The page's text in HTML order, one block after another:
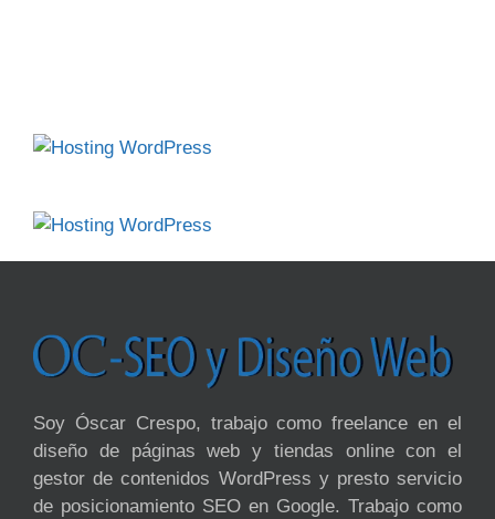
Soy Óscar Crespo, trabajo como freelance en el
diseño de páginas web y tiendas online con el
gestor de contenidos WordPress y presto servicio
de posicionamiento SEO en Google. Trabajo como